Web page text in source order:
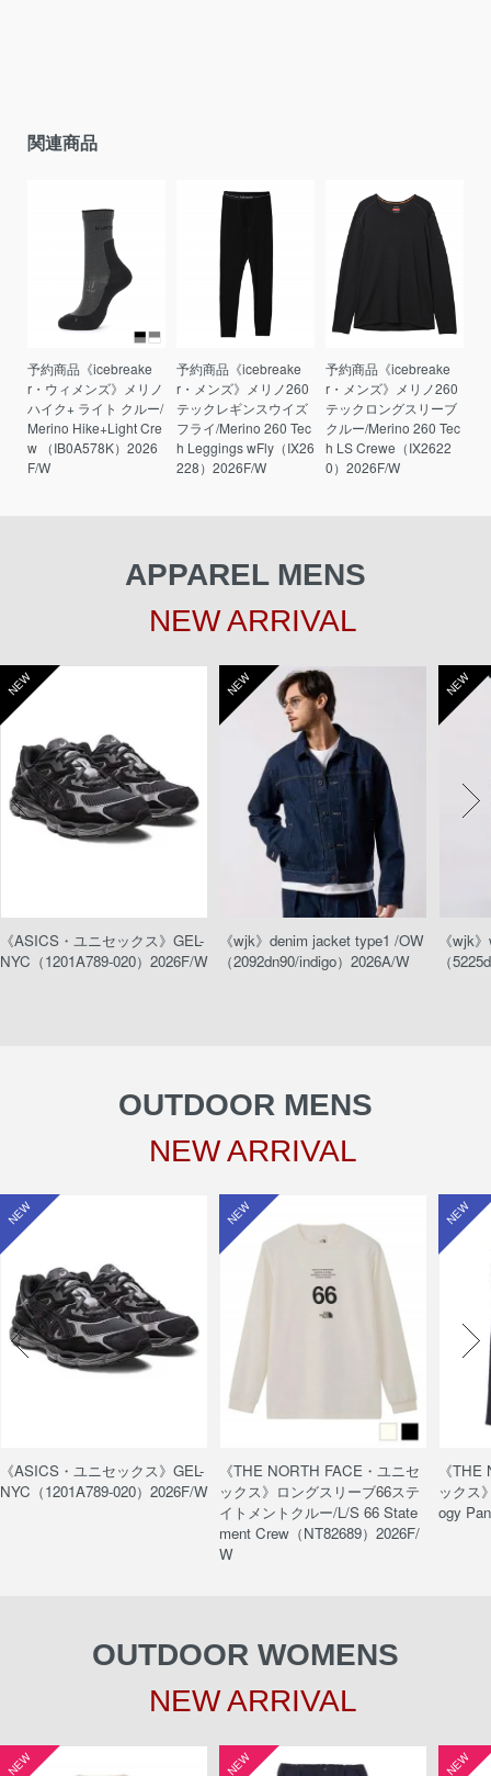
関連商品
予約商品《icebreake
r・ウィメンズ》メリノ
ハイク+ ライト クルー/
Merino Hike+Light Cre
w （IB0A578K）2026
F/W
予約商品《icebreake
r・メンズ》メリノ260
テックレギンスウイズ
フライ/Merino 260 Tec
h Leggings wFly（IX26
228）2026F/W
予約商品《icebreake
r・メンズ》メリノ260
テックロングスリーブ
クルー/Merino 260 Tec
h LS Crewe（IX2622
0）2026F/W
APPAREL MENS
NEW ARRIVAL
NEW
《ASICS・ユニセックス》GEL-
NYC（1201A789-020）2026F/W
NEW
《wjk》denim jacket type1 /OW
（2092dn90/indigo）2026A/W
NEW
《wjk
（
OUTDOOR MENS
NEW ARRIVAL
NEW
《ASICS・ユニセックス》GEL-
NYC（1201A789-020）2026F/W
NEW
《THE NORTH FACE・ユニセ
ックス》ロングスリーブ66ステ
イトメントクルー/L/S 66 State
ment Crew（NT82689）2026F/
W
NEW
《
ックス
ogy
OUTDOOR WOMENS
NEW ARRIVAL
NEW NEW NEW